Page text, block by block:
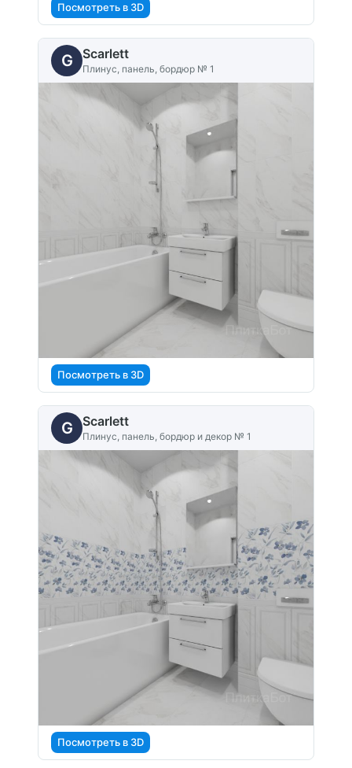
Посмотреть в 3D
G Scarlett
Плинус, панель, бордюр № 1
Посмотреть в 3D
G Scarlett
Плинус, панель, бордюр и декор № 1
Посмотреть в 3D